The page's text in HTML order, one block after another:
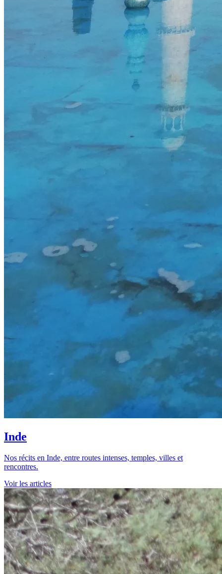
Inde
Nos récits en Inde, entre routes intenses, temples, villes et
rencontres.
Voir les articles